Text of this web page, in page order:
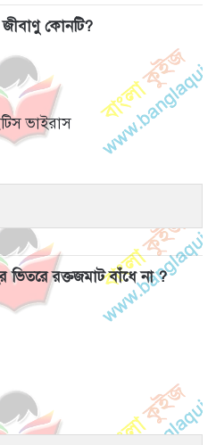
জীবাণু কোনটি?
ভাইরাস
ভিতরে রক্তজমাট বাঁধে না ?